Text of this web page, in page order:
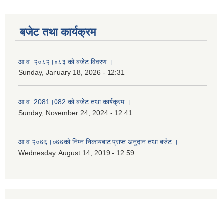
बजेट तथा कार्यक्रम
आ.व. २०८२।०८३ को बजेट विवरण ।
Sunday, January 18, 2026 - 12:31
आ.व. 2081।082 को बजेट तथा कार्यक्रम ।
Sunday, November 24, 2024 - 12:41
आ‌ व २०७६।०७७को निम्न निकायबाट प्राप्त अनुदान तथा बजेट ।
Wednesday, August 14, 2019 - 12:59